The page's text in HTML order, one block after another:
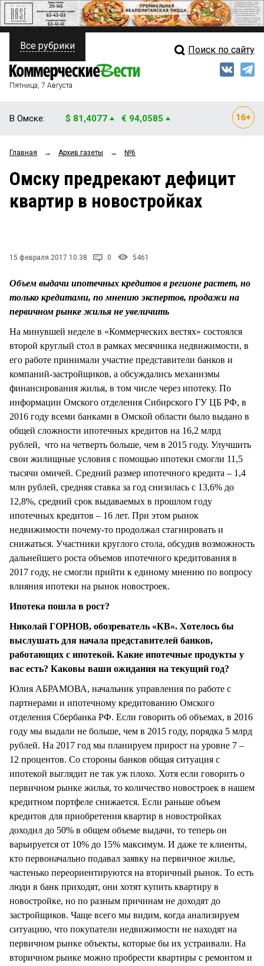
ПОЛИТИКА
ФИНАНСЫ
ОБЩЕСТВО
ЗАКОН
НОВОСТИ КОМПАНИЙ
СТИЛЬ ЖИЗНИ
Свежий выпуск
Рейтинги
Блоги
Все рубрики Поиск по сайту
Пятница, 7 Августа
В Омске: $ 81,4077 € 94,0585
Главная → Архив газеты → №6
Омску предрекают дефицит
квартир в новостройках
15 февраля 2017 10:38 0 5461
Объем выдачи ипотечных кредитов в регионе растет, но
только кредитами, по мнению экспертов, продажи на
первичном рынке жилья не увеличить
На минувшей неделе в «Коммерческих вестях» состоялся
второй круглый стол в рамках месячника недвижимости, в
его работе принимали участие представители банков и
компаний-застройщиков, а обсуждались механизмы
финансирования жилья, в том числе через ипотеку. По
информации Омского отделения Сибирского ГУ ЦБ РФ, в
2016 году всеми банками в Омской области было выдано в
общей сложности ипотечных кредитов на 16,2 млрд
рублей, что на четверть больше, чем в 2015 году. Улучшить
свои жилищные условия с помощью ипотеки смогли 11,5
тысячи омичей. Средний размер ипотечного кредита – 1,4
млн рублей, средняя ставка за год снизилась с 13,6% до
12,8%, средний срок выдаваемых в прошлом году
ипотечных кредитов – 16 лет. При этом рынок
недвижимости почему-то продолжал стагнировать и
снижаться. Участники круглого стола, обсудив возможность
дальнейшего роста объемов ипотечного кредитования в
2017 году, не смогли прийти к единому мнению по вопросу
влияния ипотеки на рынок новостроек.
Ипотека пошла в рост?
Николай ГОРНОВ, обозреватель «КВ». Хотелось бы
выслушать для начала представителей банков,
работающих с ипотекой. Какие ипотечные продукты у
вас есть? Каковы ваши ожидания на текущий год?
Юлия АБРАМОВА, начальник управления по работе с
партнерами и ипотечному кредитованию Омского
отделения Сбербанка РФ. Если говорить об объемах, в 2016
году мы выдали не больше, чем в 2015 году, порядка 5 млрд
рублей. На 2017 год мы планируем прирост на уровне 7 –
12 процентов. Со стороны банков общая ситуация с
ипотекой выглядит не так уж плохо. Хотя если говорить о
первичном рынке жилья, то количество новостроек в нашем
кредитном портфеле снижается. Если раньше объем
кредитов для приобретения квартир в новостройках
доходил до 50% в общем объеме выдачи, то теперь он
варьируется от 10% до 15% максимум. И даже те клиенты,
кто первоначально подавал заявку на первичное жилье,
частенько переориентируются на вторичный рынок. То есть
люди в банк приходят, они хотят купить квартиру в
новостройке, но по разным причинам не доходят до
застройщиков. Чаще всего мы видим, когда анализируем
ситуацию, что покупатели недвижимости не находят на
первичном рынке объекты, которые бы их устраивали. На
вторичном рынке можно пробрести квартиры с ремонтом и